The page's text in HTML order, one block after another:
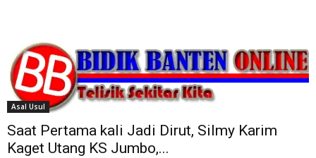
Asal Usul
Saat Pertama kali Jadi Dirut, Silmy Karim
Kaget Utang KS Jumbo,...